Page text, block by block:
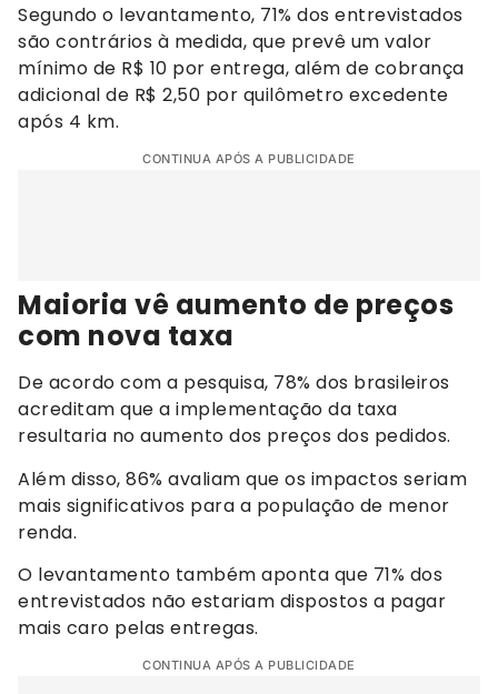
Segundo o levantamento, 71% dos entrevistados
são contrários à medida, que prevê um valor
mínimo de R$ 10 por entrega, além de cobrança
adicional de R$ 2,50 por quilômetro excedente
após 4 km.
CONTINUA APÓS A PUBLICIDADE
Maioria vê aumento de preços
com nova taxa
De acordo com a pesquisa, 78% dos brasileiros
acreditam que a implementação da taxa
resultaria no aumento dos preços dos pedidos.
Além disso, 86% avaliam que os impactos seriam
mais significativos para a população de menor
renda.
O levantamento também aponta que 71% dos
entrevistados não estariam dispostos a pagar
mais caro pelas entregas.
CONTINUA APÓS A PUBLICIDADE